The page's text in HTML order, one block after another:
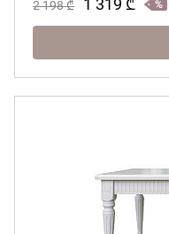
2 198₾